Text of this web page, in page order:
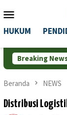
ke
kontenMobile
HUKUM
Breaking
DPR
Beranda NEWS
Distribusi